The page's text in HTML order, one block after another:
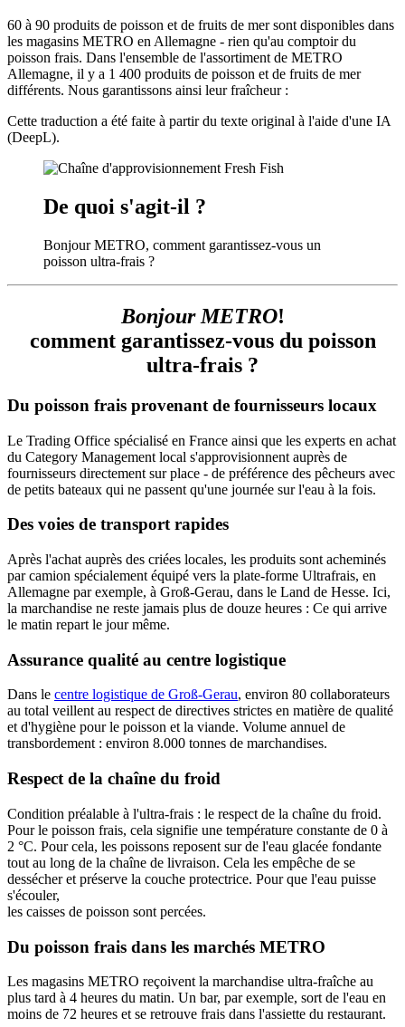
60 à 90 produits de poisson et de fruits de mer sont disponibles dans
les magasins METRO en Allemagne - rien qu'au comptoir du
poisson frais. Dans l'ensemble de l'assortiment de METRO
Allemagne, il y a 1 400 produits de poisson et de fruits de mer
différents. Nous garantissons ainsi leur fraîcheur :
Cette traduction a été faite à partir du texte original à l'aide d'une IA
(DeepL).
De quoi s'agit-il ?
Bonjour METRO, comment garantissez-vous un
poisson ultra-frais ?
Bonjour METRO!
comment garantissez-vous du poisson
ultra-frais ?
Du poisson frais provenant de fournisseurs locaux
Le Trading Office spécialisé en France ainsi que les experts en achat
du Category Management local s'approvisionnent auprès de
fournisseurs directement sur place - de préférence des pêcheurs avec
de petits bateaux qui ne passent qu'une journée sur l'eau à la fois.
Des voies de transport rapides
Après l'achat auprès des criées locales, les produits sont acheminés
par camion spécialement équipé vers la plate-forme Ultrafrais, en
Allemagne par exemple, à Groß-Gerau, dans le Land de Hesse. Ici,
la marchandise ne reste jamais plus de douze heures : Ce qui arrive
le matin repart le jour même.
Assurance qualité au centre logistique
Dans le centre logistique de Groß-Gerau, environ 80 collaborateurs
au total veillent au respect de directives strictes en matière de qualité
et d'hygiène pour le poisson et la viande. Volume annuel de
transbordement : environ 8.000 tonnes de marchandises.
Respect de la chaîne du froid
Condition préalable à l'ultra-frais : le respect de la chaîne du froid.
Pour le poisson frais, cela signifie une température constante de 0 à
2 °C. Pour cela, les poissons reposent sur de l'eau glacée fondante
tout au long de la chaîne de livraison. Cela les empêche de se
dessécher et préserve la couche protectrice. Pour que l'eau puisse
s'écouler,
les caisses de poisson sont percées.
Du poisson frais dans les marchés METRO
Les magasins METRO reçoivent la marchandise ultra-fraîche au
plus tard à 4 heures du matin. Un bar, par exemple, sort de l'eau en
moins de 72 heures et se retrouve frais dans l'assiette du restaurant.